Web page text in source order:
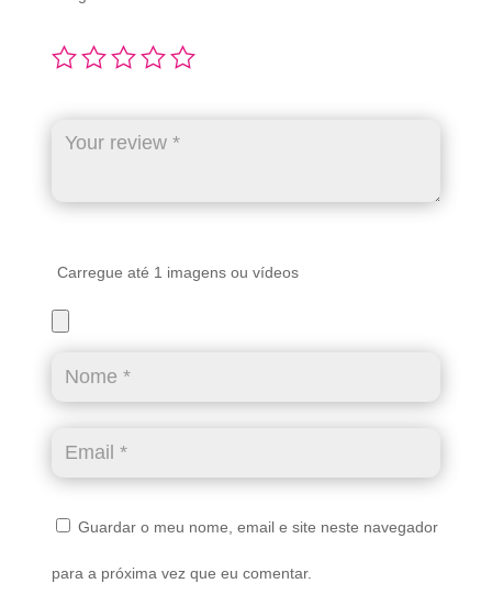
Carregue até 1 imagens ou vídeos
Guardar o meu nome, email e site neste navegador
para a próxima vez que eu comentar.